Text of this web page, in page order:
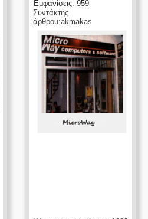
Εμφανίσεις: 959
Συντάκτης
άρθρου:akmakas